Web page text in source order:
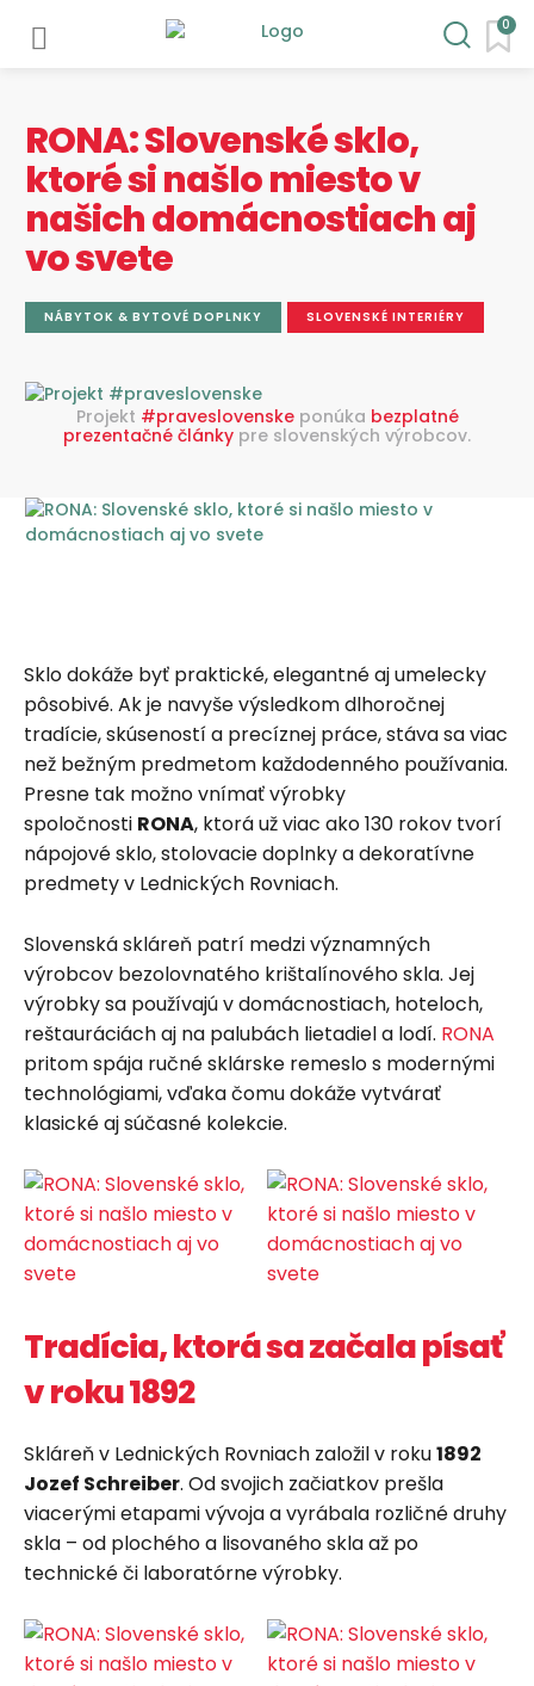
0
RONA: Slovenské sklo,
ktoré si našlo miesto v
našich domácnostiach aj
vo svete
NÁBYTOK & BYTOVÉ DOPLNKY SLOVENSKÉ INTERIÉRY
Projekt #praveslovenskeponúka bezplatné
prezentačné články pre slovenských výrobcov.
Sklo dokáže byť praktické, elegantné aj umelecky
pôsobivé. Ak je navyše výsledkom dlhoročnej
tradície, skúseností a precíznej práce, stáva sa viac
než bežným predmetom každodenného používania.
Presne tak možno vnímať výrobky
spoločnosti RONA, ktorá už viac ako 130 rokov tvorí
nápojové sklo, stolovacie doplnky a dekoratívne
predmety v Lednických Rovniach.
Slovenská skláreň patrí medzi významných
výrobcov bezolovnatého krištalínového skla. Jej
výrobky sa používajú v domácnostiach, hoteloch,
reštauráciách aj na palubách lietadiel a lodí. RONA
pritom spája ručné sklárske remeslo s modernými
technológiami, vďaka čomu dokáže vytvárať
klasické aj súčasné kolekcie.
Tradícia, ktorá sa začala písať
v roku 1892
Skláreň v Lednických Rovniach založil v roku1892
Jozef Schreiber. Od svojich začiatkov prešla
viacerými etapami vývoja a vyrábala rozličné druhy
skla – od plochého a lisovaného skla až po
technické či laboratórne výrobky.